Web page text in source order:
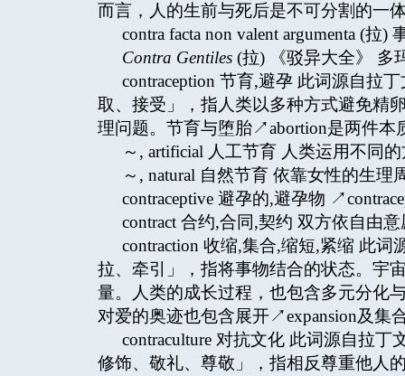
而言，人的生前与死后是不可分割的一
contra facta non valent argumenta (拉
Contra Gentiles(拉) 《驳异大全》 多
contraception 节育,避孕 此词源自拉
取、接受」，指人类以多种方式避免精
理问题。节育与堕胎↗abortion是两件本
～, artificial 人工节育 人类运用不同
～, natural 自然节育 依靠女性的生理
contraceptive 避孕的,避孕物
contract 合约,合同,契约 双方依自由
contraction 收缩,集合,缩短,紧缩 此词
拉、牵引」，指将事物结合的状态。宇
量。人类的成长过程，也包含多元分化
对爱的奥迹也包含展开↗expansion及集
contraculture 对抗文化 此词源自拉丁
修饰、敬礼、尊敬」，指相反尊重他人